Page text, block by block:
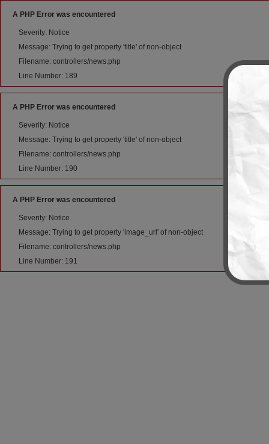
A PHP Error was encountered
Severity: Notice
Message: Trying to get property 'title' of non-object
Filename: controllers/news.php
Line Number: 189
A PHP Error was encountered
Severity: Notice
Message: Trying to get property 'title' of non-object
Filename: controllers/news.php
Line Number: 190
A PHP Error was encountered
Severity: Notice
Message: Trying to get property 'image_url' of non-object
Filename: controllers/news.php
Line Number: 191